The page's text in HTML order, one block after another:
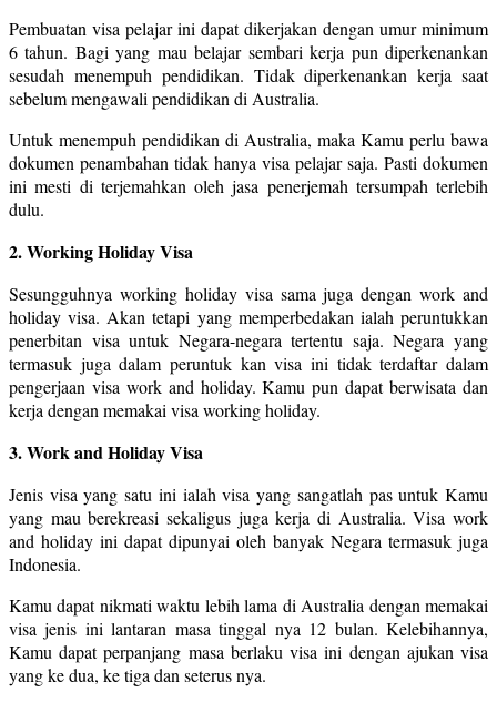
Pembuatan visa pelajar ini dapat dikerjakan dengan umur minimum
6 tahun. Bagi yang mau belajar sembari kerja pun diperkenankan
sesudah menempuh pendidikan. Tidak diperkenankan kerja saat
sebelum mengawali pendidikan di Australia.
Untuk menempuh pendidikan di Australia, maka Kamu perlu bawa
dokumen penambahan tidak hanya visa pelajar saja. Pasti dokumen
ini mesti di terjemahkan oleh jasa penerjemah tersumpah terlebih
dulu.
2. Working Holiday Visa
Sesungguhnya working holiday visa sama juga dengan work and
holiday visa. Akan tetapi yang memperbedakan ialah peruntukkan
penerbitan visa untuk Negara-negara tertentu saja. Negara yang
termasuk juga dalam peruntuk kan visa ini tidak terdaftar dalam
pengerjaan visa work and holiday. Kamu pun dapat berwisata dan
kerja dengan memakai visa working holiday.
3. Work and Holiday Visa
Jenis visa yang satu ini ialah visa yang sangatlah pas untuk Kamu
yang mau berekreasi sekaligus juga kerja di Australia. Visa work
and holiday ini dapat dipunyai oleh banyak Negara termasuk juga
Indonesia.
Kamu dapat nikmati waktu lebih lama di Australia dengan memakai
visa jenis ini lantaran masa tinggal nya 12 bulan. Kelebihannya,
Kamu dapat perpanjang masa berlaku visa ini dengan ajukan visa
yang ke dua, ke tiga dan seterus nya.